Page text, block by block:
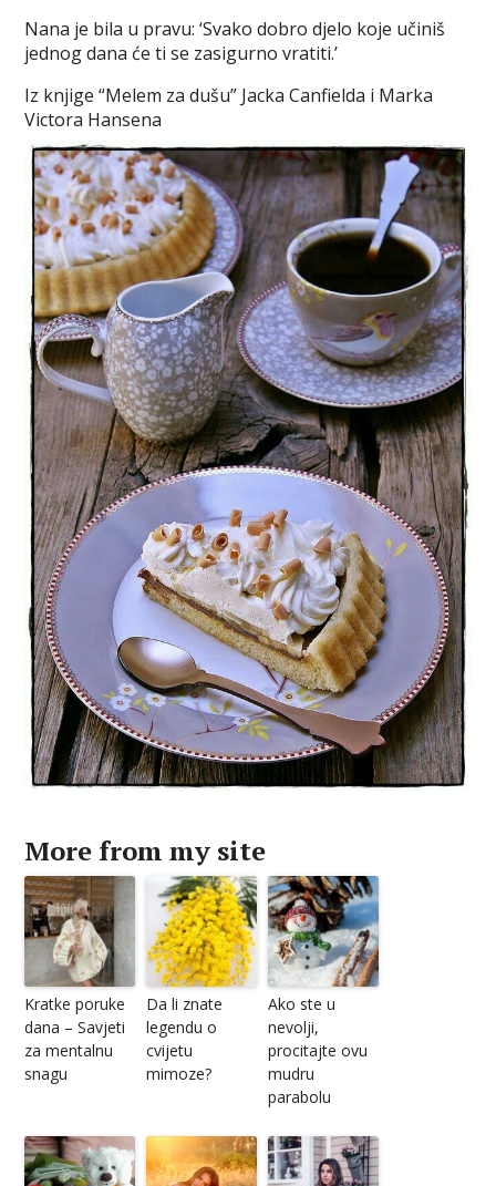
Nana je bila u pravu: ‘Svako dobro djelo koje učiniš
jednog dana će ti se zasigurno vratiti.’
Iz knjige “Melem za dušu” Jacka Canfielda i Marka
Victora Hansena
More from my site
Kratke poruke
dana – Savjeti
za mentalnu
snagu
Da li znate
legendu o
cvijetu
mimoze?
Ako ste u
nevolji,
procitajte ovu
mudru
parabolu